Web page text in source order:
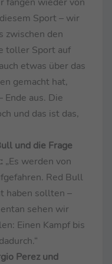
Sport – wir
zwischen den
toller Sport auf
etwas über das
gemacht hat,
aus. Die
und das ist das,
und die Frage
„Es werden von
Red Bull
haben sollten –
sehen wir
Einen Kampf bis
Perez und